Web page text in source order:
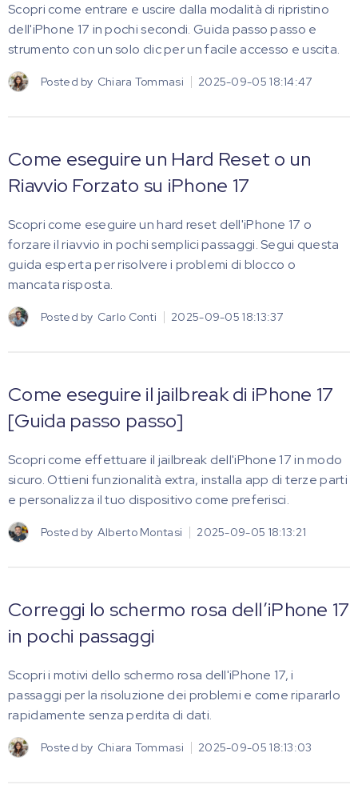
Scopri come entrare e uscire dalla modalità di ripristino
dell'iPhone 17 in pochi secondi. Guida passo passo e
strumento con un solo clic per un facile accesso e uscita.
Posted by Chiara Tommasi 2025-09-05 18:14:47
Come eseguire un Hard Reset o un
Riavvio Forzato su iPhone 17
Scopri come eseguire un hard reset dell'iPhone 17 o
forzare il riavvio in pochi semplici passaggi. Segui questa
guida esperta per risolvere i problemi di blocco o
mancata risposta.
Posted by Carlo Conti 2025-09-05 18:13:37
Come eseguire il jailbreak di iPhone 17
[Guida passo passo]
Scopri come effettuare il jailbreak dell'iPhone 17 in modo
sicuro. Ottieni funzionalità extra, installa app di terze parti
e personalizza il tuo dispositivo come preferisci.
Posted by Alberto Montasi 2025-09-05 18:13:21
Correggi lo schermo rosa dell’iPhone 17
in pochi passaggi
Scopri i motivi dello schermo rosa dell'iPhone 17, i
passaggi per la risoluzione dei problemi e come ripararlo
rapidamente senza perdita di dati.
Posted by Chiara Tommasi 2025-09-05 18:13:03